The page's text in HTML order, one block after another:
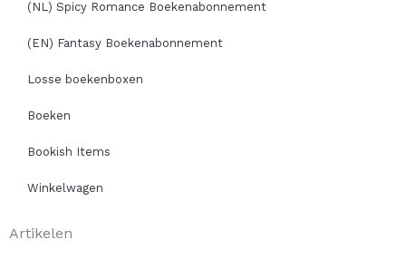
(NL) Spicy Romance Boekenabonnement
(EN) Fantasy Boekenabonnement
Losse boekenboxen
Boeken
Bookish Items
Winkelwagen
Artikelen